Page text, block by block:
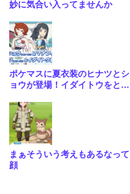
妙に気合い入ってませんか
ポケマスに夏衣装のヒナツとシ
ョウが登場！イダイトウをとら
在…
まぁそういう考えもあるなって
顔